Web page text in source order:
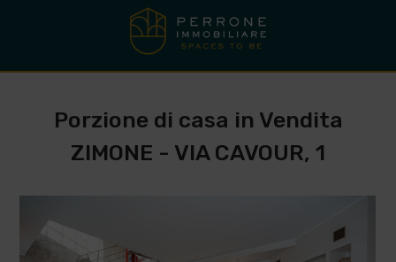
Porzione di casa in Vendita
ZIMONE - VIA CAVOUR, 1